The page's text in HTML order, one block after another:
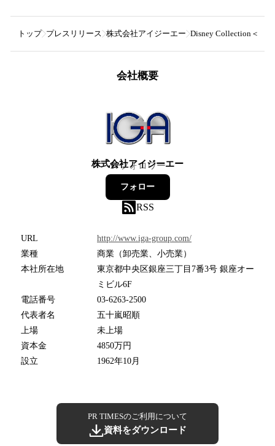
トップ プレスリリース 株式会社アイジーエー Disney Collection＜美
会社概要
株式会社アイジーエー
17フォロワー
フォロー
RSS
URL
http://www.iga-group.com/
業種
商業（卸売業、小売業）
本社所在地
東京都中央区銀座三丁目7番3号 銀座オー
ミビル6F
電話番号
03-6263-2500
代表者名
五十嵐昭順
上場
未上場
資本金
4850万円
設立
1962年10月
PR TIMESのご利用について
資料をダウンロード